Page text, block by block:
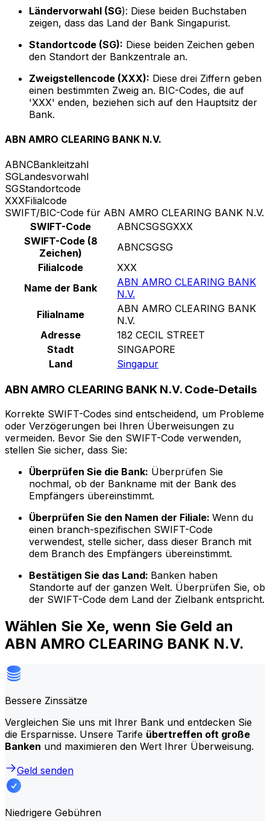
Ländervorwahl (SG): Diese beiden Buchstaben
zeigen, dass das Land der Bank Singapurist.
Standortcode (SG): Diese beiden Zeichen geben
den Standort der Bankzentrale an.
Zweigstellencode (XXX): Diese drei Ziffern geben
einen bestimmten Zweig an. BIC-Codes, die auf
'XXX' enden, beziehen sich auf den Hauptsitz der
Bank.
ABN AMRO CLEARING BANK N.V.
ABNCBankleitzahl
SGLandesvorwahl
SGStandortcode
XXXFilialcode
SWIFT/BIC-Code für ABN AMRO CLEARING BANK N.V.
SWIFT-Code
ABNCSGSGXXX
SWIFT-Code (8
Zeichen)
ABNCSGSG
Filialcode
XXX
Name der Bank
ABN AMRO CLEARING BANK
N.V.
Filialname
ABN AMRO CLEARING BANK
N.V.
Adresse
182 CECIL STREET
Stadt
SINGAPORE
Land
Singapur
ABN AMRO CLEARING BANK N.V. Code-Details
Korrekte SWIFT-Codes sind entscheidend, um Probleme
oder Verzögerungen bei Ihren Überweisungen zu
vermeiden. Bevor Sie den SWIFT-Code verwenden,
stellen Sie sicher, dass Sie:
Überprüfen Sie die Bank: Überprüfen Sie
nochmal, ob der Bankname mit der Bank des
Empfängers übereinstimmt.
Überprüfen Sie den Namen der Filiale: Wenn du
einen branch-spezifischen SWIFT-Code
verwendest, stelle sicher, dass dieser Branch mit
dem Branch des Empfängers übereinstimmt.
Bestätigen Sie das Land: Banken haben
Standorte auf der ganzen Welt. Überprüfen Sie, ob
der SWIFT-Code dem Land der Zielbank entspricht.
Wählen Sie Xe, wenn Sie Geld an
ABN AMRO CLEARING BANK N.V.
Bessere Zinssätze
Vergleichen Sie uns mit Ihrer Bank und entdecken Sie
die Ersparnisse. Unsere Tarife übertreffen oft große
Banken und maximieren den Wert Ihrer Überweisung.
Geld senden
Niedrigere Gebühren